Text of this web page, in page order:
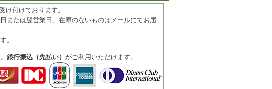
け付けております。
または翌営業日、在庫のないものはメールにてお届
。
銀行振込（先払い） がご利用いただけます。